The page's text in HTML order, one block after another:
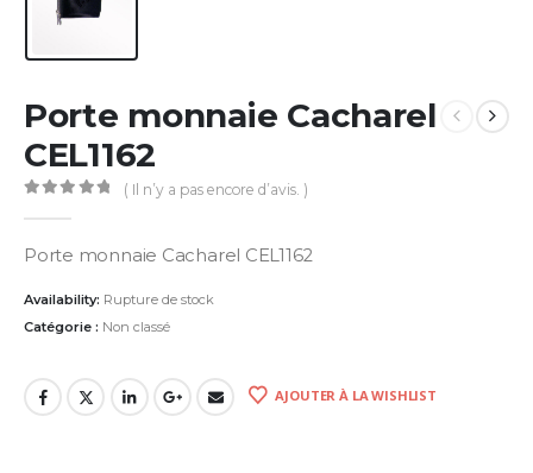
Porte monnaie Cacharel
CEL1162
( Il n’y a pas encore d’avis. )
Porte monnaie Cacharel CEL1162
Availability: Rupture de stock
Catégorie : Non classé
AJOUTER À LA WISHLIST